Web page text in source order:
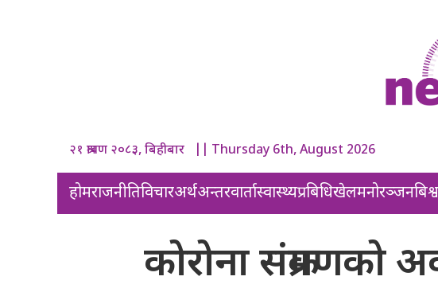
२१ श्रावण २०८३, बिहीबार || Thursday 6th, August 2026
होमराजनीतिविचारअर्थअन्तरवार्तास्वास्थ्यप्रबिधिखेलमनोरञ्जनबिश्व
कोरोना संक्रमणको